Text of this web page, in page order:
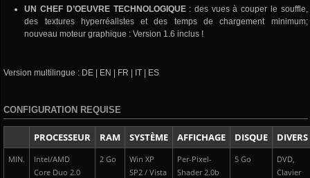
UN CHEF D’OEUVRE TECHNOLOGIQUE : des vues à couper le souffle,
des textures hyperréalistes et des temps de chargement minimum;
nouveau moteur graphique : Version 1.6 inclus !
Version multilingue : DE | EN | FR | IT | ES
CONFIGURATION REQUISE
PROCESSEUR RAM SYSTÈME AFFICHAGE DISQUE DIVERS
MIN.
Intel/AMD
Core Duo 2.0
2 Go
Win XP
SP2 / Vista
Per-Pixel-
Shader 2.0b
5 Go
DVD,
Clavier